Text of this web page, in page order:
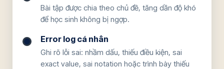
Bài tập được chia theo chủ đề, tăng dần độ khó
để học sinh không bị ngợp.
Error log cá nhân
Ghi rõ lỗi sai: nhầm dấu, thiếu điều kiện, sai
exact value, sai notation hoặc trình bày thiếu